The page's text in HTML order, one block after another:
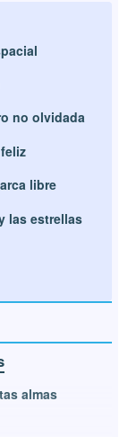
no olvidada
libre
las estrellas
almas